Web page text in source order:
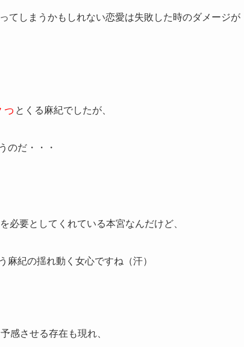
てしまうかもしれない恋愛は失敗した時のダメージが
とくる麻紀でしたが、
のだ・・・
必要としてくれている本宮なんだけど、
紀の揺れ動く女心ですね（汗）
感させる存在も現れ、